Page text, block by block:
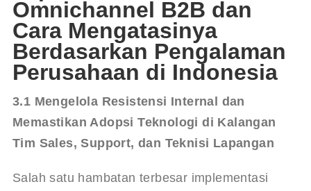
Omnichannel B2B dan
Cara Mengatasinya
Berdasarkan Pengalaman
Perusahaan di Indonesia
3.1 Mengelola Resistensi Internal dan
Memastikan Adopsi Teknologi di Kalangan
Tim Sales, Support, dan Teknisi Lapangan
Salah satu hambatan terbesar implementasi